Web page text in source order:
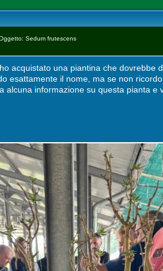
Sedum frutescens
acquistato una piantina che dovrebbe
esattamente il nome, ma se non
alcuna informazione su questa pianta e